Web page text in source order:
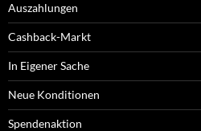
Auszahlungen
Cashback-Markt
In Eigener Sache
Neue Konditionen
Spendenaktion